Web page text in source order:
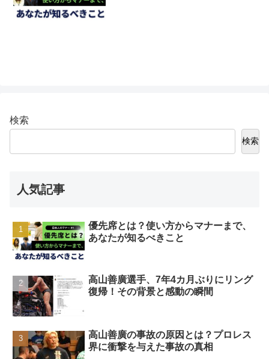
検索
検索
人気記事
優先席とは？使い方からマナーまで、
あなたが知るべきこと
高山善廣選手、7年4カ月ぶりにリング
復帰！その背景と感動の瞬間
高山善廣の事故の原因とは？プロレス
界に衝撃を与えた事故の真相